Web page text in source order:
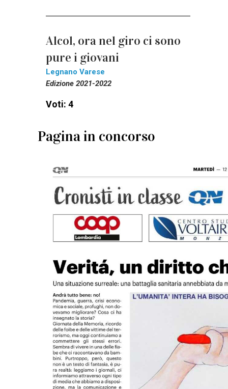
Alcol, ora nel giro ci sono
pure i giovani
Legnano Varese
Edizione 2021-2022
Voti: 4
Pagina in concorso